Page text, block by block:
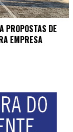
PROPOSTAS DE
EMPRESA